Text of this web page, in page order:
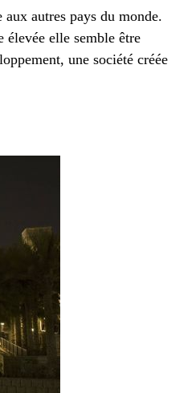
autres pays du monde.
élevée elle semble être
une société créée